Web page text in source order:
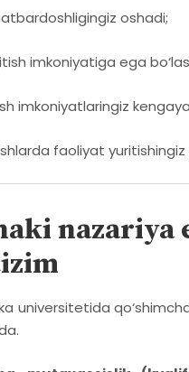
oshadi;
imkoniyatiga ega
imkoniyatlaringiz
faoliyat yuritishingiz
nazariya
universitetida